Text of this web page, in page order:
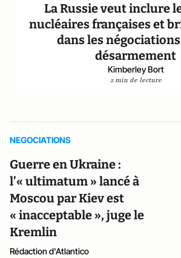
La Russie veut inclure
nucléaires françaises et
dans les
désarmement
Kimberley Bort
2 min de lecture
NEGOCIATIONS
Guerre en Ukraine :
l’« ultimatum » lancé à
Moscou par Kiev est
« inacceptable », juge le
Kremlin
Rédaction d'Atlantico